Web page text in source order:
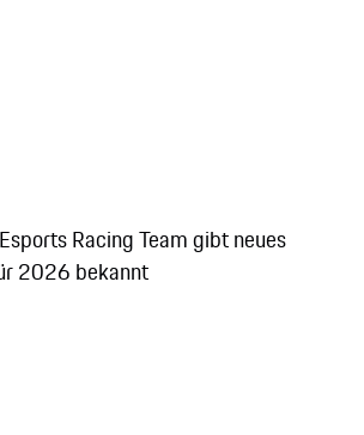
Racing Team gibt neues
2026 bekannt